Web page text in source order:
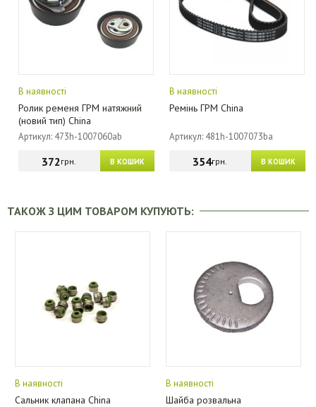
В наявності
Ролик ременя ГРМ натяжний
(новий тип) China
Артикул: 473h-1007060ab
В КОШИК
372грн.
В наявності
Ремінь ГРМ China
Артикул: 481h-1007073ba
В КОШИК
354грн.
ТАКОЖ З ЦИМ ТОВАРОМ КУПУЮТЬ:
В наявності
Сальник клапана China
В наявності
Шайба розвальна